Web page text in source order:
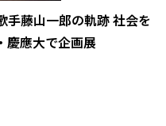
手藤山一郎の軌跡 社会を
應大で企画展